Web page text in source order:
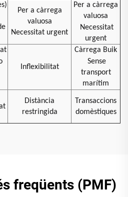
Per a càrrega
valuosa
Necessitat urgent
Per a càrrega
valuosa
Necessitat
urgent
Inflexibilitat
Càrrega Buik
Sense
transport
marítim
Distància
restringida
Transaccions
domèstiques
freqüents (PMF)